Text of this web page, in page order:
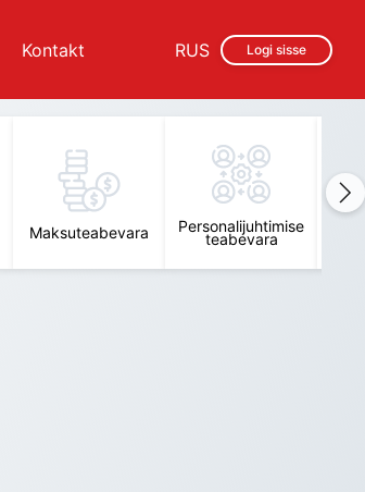
Kontakt Logi sisse
RUS
Maksuteabevara Personalijuhtimise
teabevara